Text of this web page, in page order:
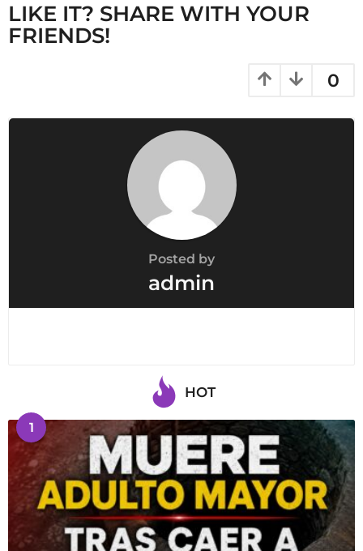
LIKE IT? SHARE WITH YOUR
FRIENDS!
0
Posted by
admin
HOT
1